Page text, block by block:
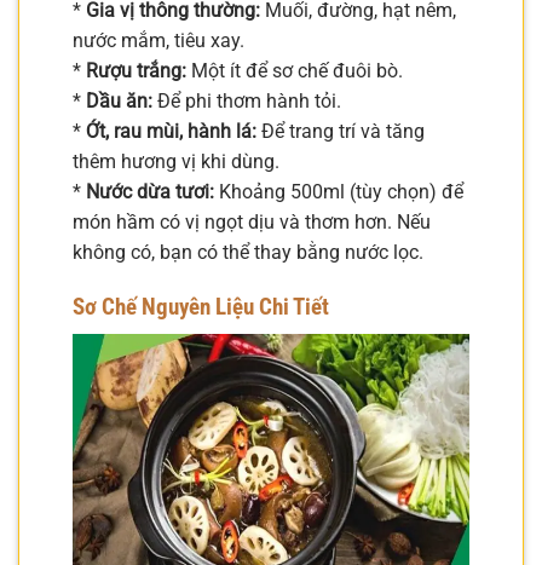
* Gia vị thông thường: Muối, đường, hạt nêm,
nước mắm, tiêu xay.
* Rượu trắng: Một ít để sơ chế đuôi bò.
* Dầu ăn: Để phi thơm hành tỏi.
* Ớt, rau mùi, hành lá: Để trang trí và tăng
thêm hương vị khi dùng.
* Nước dừa tươi: Khoảng 500ml (tùy chọn) để
món hầm có vị ngọt dịu và thơm hơn. Nếu
không có, bạn có thể thay bằng nước lọc.
Sơ Chế Nguyên Liệu Chi Tiết